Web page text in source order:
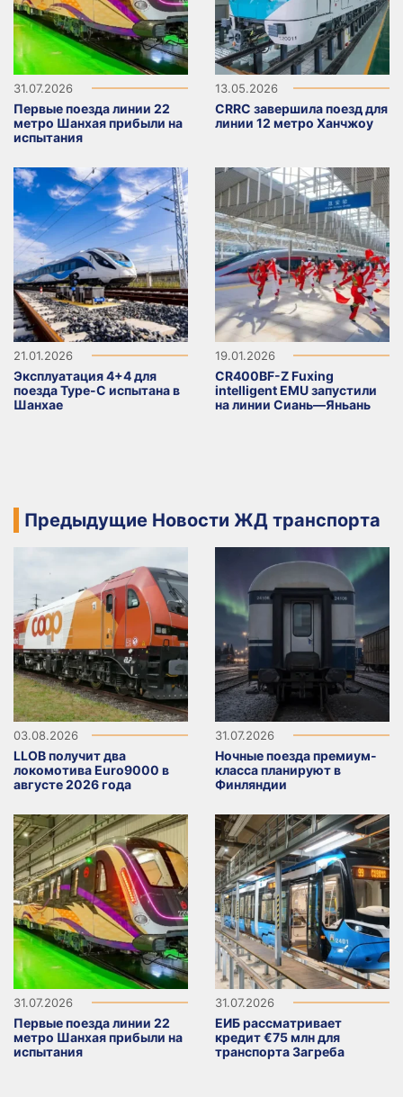
31.07.2026
Первые поезда линии 22
метро Шанхая прибыли на
испытания
13.05.2026
CRRC завершила поезд для
линии 12 метро Ханчжоу
21.01.2026
Эксплуатация 4+4 для
поезда Type-C испытана в
Шанхае
19.01.2026
CR400BF-Z Fuxing
intelligent EMU запустили
на линии Сиань—Яньань
Предыдущие Новости ЖД транспорта
03.08.2026
LLOB получит два
локомотива Euro9000 в
августе 2026 года
31.07.2026
Ночные поезда премиум-
класса планируют в
Финляндии
31.07.2026
Первые поезда линии 22
метро Шанхая прибыли на
испытания
31.07.2026
ЕИБ рассматривает
кредит €75 млн для
транспорта Загреба